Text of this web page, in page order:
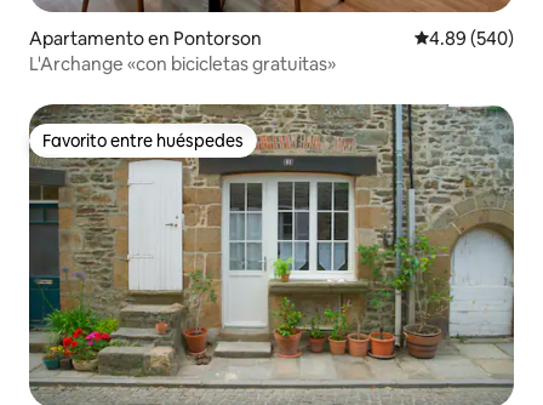
Apartamento en Pontorson Calificación
4.89 (540)
L'Archange «con bicicletas gratuitas»
Favorito entre huéspedes
Favorito entre huéspedes